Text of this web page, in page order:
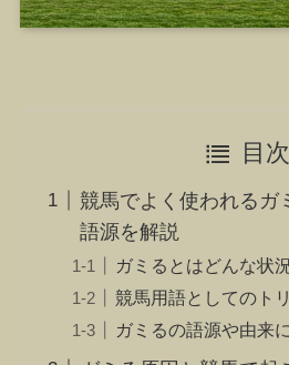
目次
競馬でよく使われるガ
語源を解説
ガミるとはどんな状
競馬用語としてのト
ガミるの語源や由来